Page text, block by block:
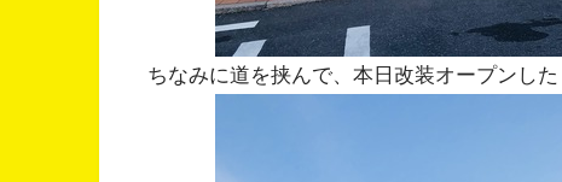
ちなみに道を挟んで、本日改装オープンし